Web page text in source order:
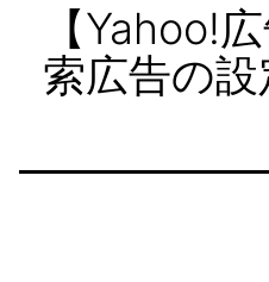
【Yahoo!
索広告の